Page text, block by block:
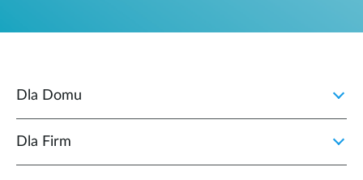
Dla Domu
Dla Firm